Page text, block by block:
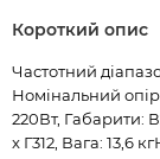
Короткий опис
Частотний
Номінальний
220Вт, Габарити:
x Г312, Вага: 13,6